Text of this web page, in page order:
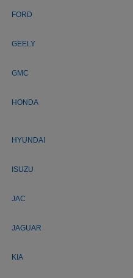
FORD
GEELY
GMC
HONDA
HYUNDAI
ISUZU
JAC
JAGUAR
KIA